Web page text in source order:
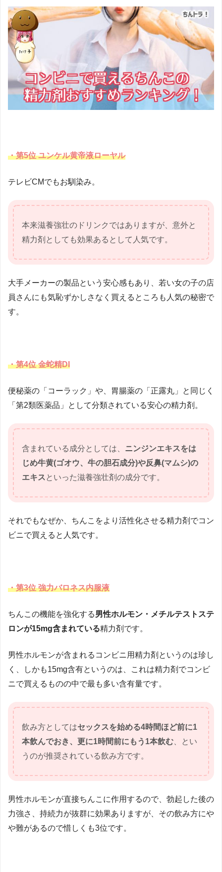
・第5位 ユンケル黄帝液ローヤル
テレビCMでもお馴染み。
本来滋養強壮のドリンクではありますが、意外と
精力剤としても効果あるとして人気です。
大手メーカーの製品という安心感もあり、若い女の子の店
員さんにも気恥ずかしさなく買えるところも人気の秘密で
す。
・第4位 金蛇精DI
便秘薬の「コーラック」や、胃腸薬の「正露丸」と同じく
「第2類医薬品」として分類されている安心の精力剤。
含まれている成分としては、 ニンジンエキスをは
じめ牛黄(ゴオウ、牛の胆石成分)や反鼻(マムシ)の
エキスといった滋養強壮剤の成分です。
それでもなぜか、ちんこをより活性化させる精力剤でコン
ビニで買えると人気です。
・第3位 強力バロネス内服液
ちんこの機能を強化する男性ホルモン・メチルテストステ
ロンが15mg含まれている精力剤です。
男性ホルモンが含まれるコンビニ用精力剤というのは珍し
く、しかも15mg含有というのは、これは精力剤でコンビ
ニで買えるものの中で最も多い含有量です。
飲み方としてはセックスを始める4時間ほど前に1
本飲んでおき、更に1時間前にもう1本飲む、とい
うのが推奨されている飲み方です。
男性ホルモンが直接ちんこに作用するので、勃起した後の
力強さ、持続力が抜群に効果ありますが、その飲み方にや
や難があるので惜しくも3位です。